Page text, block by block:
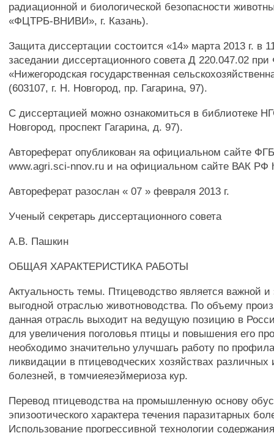
радиационной и биологической безопасности
«ФЦТРБ-ВНИВИ», г. Казань).
Защита диссертации состоится «14» марта 2013 г. в
заседании диссертационного совета Д 220.047.02
«Нижегородская государственная
(603107, г. Н. Новгород, пр. Гагарина, 97).
С диссертацией можно ознакомиться в библиотеке
Новгород, проспект Гагарина, д. 97).
Автореферат опубликован яа официальном сайте
www.agri.sci-nnov.ru и на официальном сайте ВАК РФ
Автореферат разослан « 07 » февраля 2013 г.
Ученый секретарь диссертационного совета
А.В. Пашкин
ОБЩАЯ ХАРАКТЕРИСТИКА РАБОТЫ
Актуальность темы. Птицеводство является важной и
выгодной отраслью животноводства. По объему
данная отрасль выходит на ведущую позицию в
для увеличения поголовья птицы и повышения его
необходимо значительно улучшагь работу по
ликвидации в птицеводческих хозяйствах различных
болезней, в томчиеяеэймериоза кур.
Перевод птицеводства на промышленную основу
эпизоотического характера течения паразитарных
Использование прогрессивной технологии